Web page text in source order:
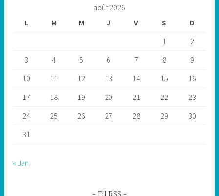
août 2026
L
M M J V S
D
1
2
3
4 5 6 7 8
9
10
11 12 13 14 15
16
17
18 19 20 21 22
23
24
25 26 27 28 29
30
31
« Jan